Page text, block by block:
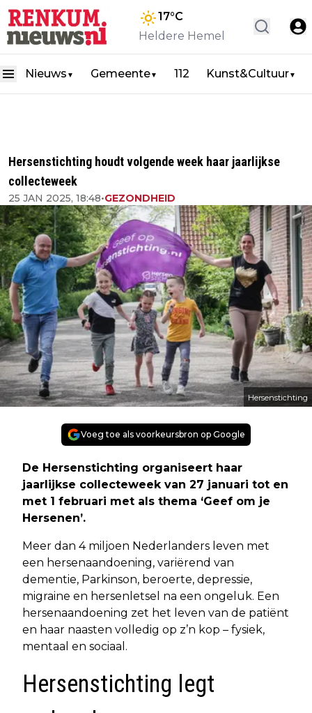
17°C
Heldere Hemel
Nieuws ▼ Gemeente▼ 112 Kunst&Cultuur▼
Hersenstichting houdt volgende week haar jaarlijkse
collecteweek
25 JAN 2025, 18:48•GEZONDHEID
Hersenstichting
Voeg toe als voorkeursbron op Google
De Hersenstichting organiseert haar
jaarlijkse collecteweek van 27 januari tot en
met 1 februari met als thema ‘Geef om je
Hersenen’.
Meer dan 4 miljoen Nederlanders leven met
een hersenaandoening, variërend van
dementie, Parkinson, beroerte, depressie,
migraine en hersenletsel na een ongeluk. Een
hersenaandoening zet het leven van de patiënt
en haar naasten volledig op z’n kop – fysiek,
mentaal en sociaal.
Hersenstichting legt